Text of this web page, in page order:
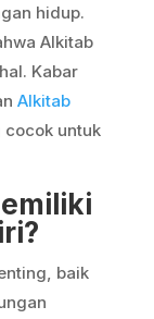
hidup.
Alkitab
Kabar
Alkitab
cocok untuk
baik